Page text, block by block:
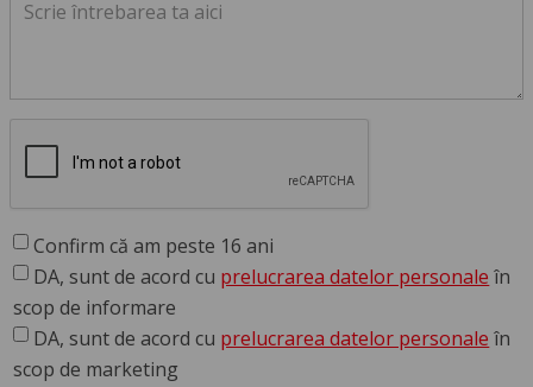
Confirm că am peste 16 ani
DA, sunt de acord cu prelucrarea datelor personale în
scop de informare
DA, sunt de acord cu prelucrarea datelor personale în
scop de marketing